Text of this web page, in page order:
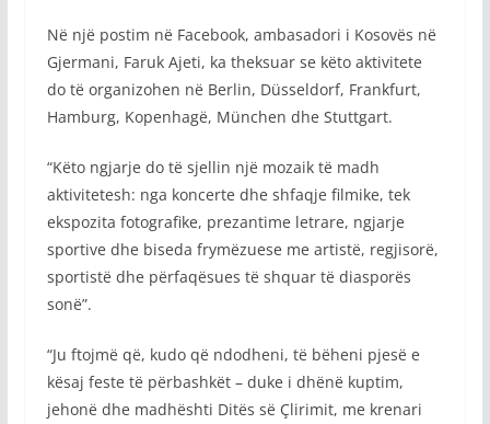
Në një postim në Facebook, ambasadori i Kosovës në
Gjermani, Faruk Ajeti, ka theksuar se këto aktivitete
do të organizohen në Berlin, Düsseldorf, Frankfurt,
Hamburg, Kopenhagë, München dhe Stuttgart.
“Këto ngjarje do të sjellin një mozaik të madh
aktivitetesh: nga koncerte dhe shfaqje filmike, tek
ekspozita fotografike, prezantime letrare, ngjarje
sportive dhe biseda frymëzuese me artistë, regjisorë,
sportistë dhe përfaqësues të shquar të diasporës
sonë”.
“Ju ftojmë që, kudo që ndodheni, të bëheni pjesë e
kësaj feste të përbashkët – duke i dhënë kuptim,
jehonë dhe madhështi Ditës së Çlirimit, me krenari